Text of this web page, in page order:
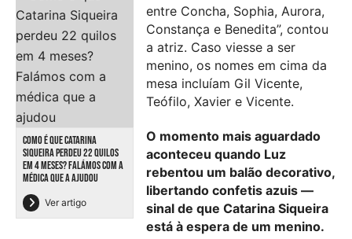
COMO É QUE CATARINA
SIQUEIRA PERDEU 22 QUILOS
EM 4 MESES? FALÁMOS COM A
MÉDICA QUE A AJUDOU
Ver artigo
entre Concha, Sophia, Aurora,
Constança e Benedita”, contou
a atriz. Caso viesse a ser
menino, os nomes em cima da
mesa incluíam Gil Vicente,
Teófilo, Xavier e Vicente.
O momento mais aguardado
aconteceu quando Luz
rebentou um balão decorativo,
libertando confetis azuis —
sinal de que Catarina Siqueira
está à espera de um menino.